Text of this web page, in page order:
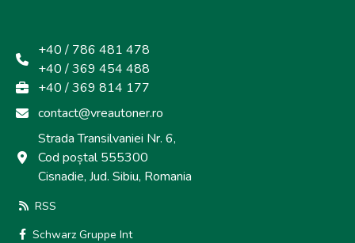
+40 / 786 481 478
+40 / 369 454 488
+40 / 369 814 177
contact@vreautoner.ro
Strada Transilvaniei Nr. 6,
Cod poștal 555300
Cisnadie, Jud. Sibiu, Romania
RSS
Schwarz Gruppe Int